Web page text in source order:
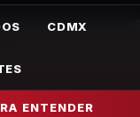
CDMX
ENTENDER